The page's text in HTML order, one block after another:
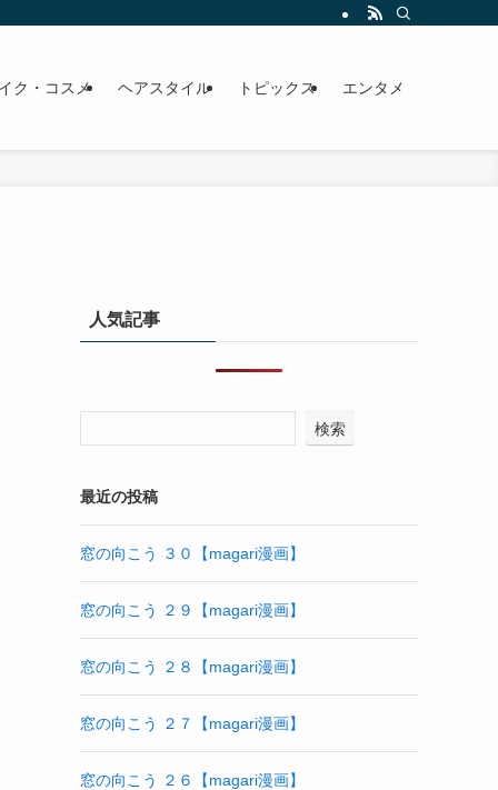
ク・コスメ ヘアスタイル トピックス エンタメ
人気記事
検索
最近の投稿
窓の向こう ３０【magari漫画】
窓の向こう ２９【magari漫画】
窓の向こう ２８【magari漫画】
窓の向こう ２７【magari漫画】
窓の向こう ２６【magari漫画】